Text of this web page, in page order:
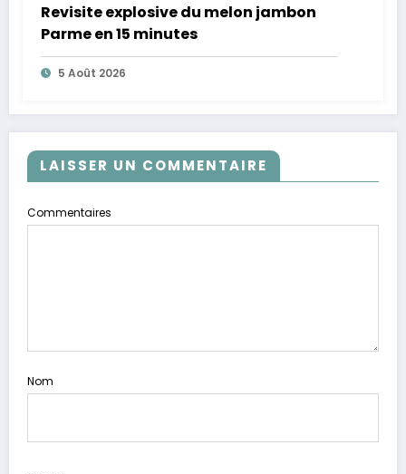
Revisite explosive du melon jambon
Parme en 15 minutes
5 Août 2026
LAISSER UN COMMENTAIRE
Commentaires
Nom